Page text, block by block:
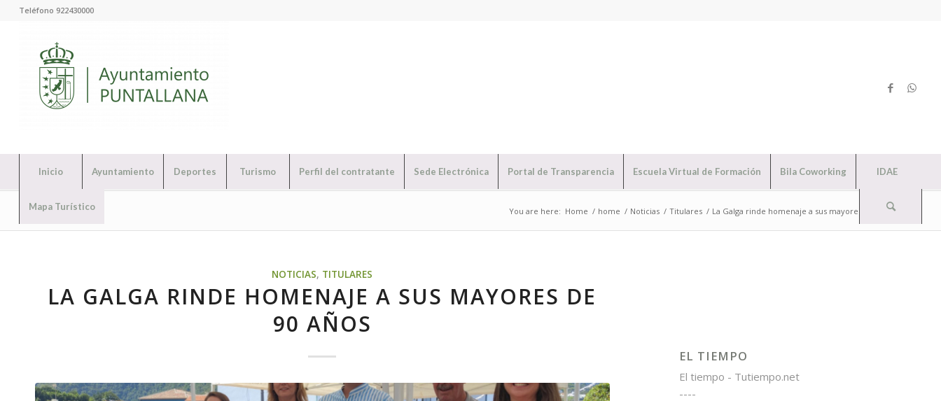
Teléfono 922430000
Inicio Ayuntamiento Deportes Turismo Perfil del contratante Sede Electrónica Portal de Transparencia Escuela Virtual de Formación Bila Coworking IDAE
Mapa Turístico You are here: Home / home / Noticias / Titulares / La Galga rinde homenaje a sus mayores de 90 años
NOTICIAS, TITULARES
LA GALGA RINDE HOMENAJE A SUS MAYORES DE
90 AÑOS
EL TIEMPO
El tiempo - Tutiempo.net
----